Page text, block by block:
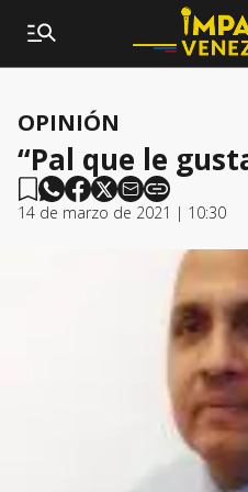
OPINIÓN
“Pal que le
14 de marzo de 2021 | 10:30